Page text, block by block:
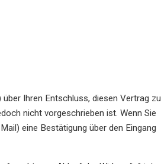
Ihren Entschluss, diesen Vertrag zu
nicht vorgeschrieben ist. Wenn Sie
eine Bestätigung über den Eingang